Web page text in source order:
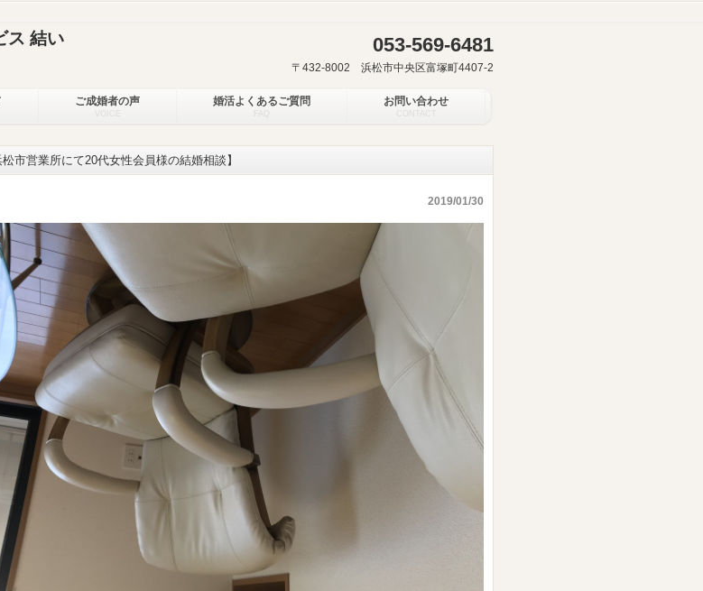
ス 結い 053-569-6481
〒432-8002 浜松市中央区富塚町4407-2
ご成婚者の声 婚活よくあるご質問 お問い合わせ
松市営業所にて20代女性会員様の結婚相談】
2019/01/30